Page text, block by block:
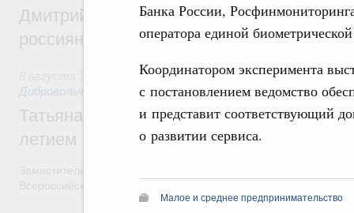
Банка России,
оператора единой
Координатором эксперимента
с постановлением ведомство
и представит соответствующий
о развитии сервиса.
Малое и среднее предпринимательство
Дмитрий Чернышенко и Михаил
россиян с Днём физкультурника
Социальные инновации. Некоммерческие
Добровольчество и волонтёрство. Благотворительность
Татьяна Голикова поздравила
летием